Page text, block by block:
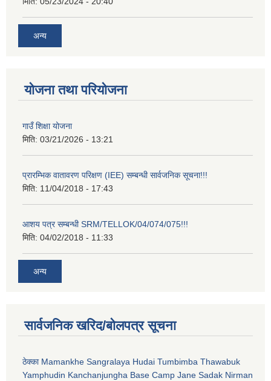
अन्य
योजना तथा परियोजना
गाउँ शिक्षा योजना
मिति: 03/21/2026 - 13:21
प्रारम्भिक वातावरण परिक्षण (IEE) सम्बन्धी सार्वजनिक सूचना!!!
मिति: 11/04/2018 - 17:43
आशय पत्र सम्बन्धी SRM/TELLOK/04/074/075!!!
मिति: 04/02/2018 - 11:33
अन्य
सार्वजनिक खरिद/बोलपत्र सूचना
ठेक्का Mamankhe Sangralaya Hudai Tumbimba Thawabuk
Yamphudin Kanchanjungha Base Camp Jane Sadak Nirman